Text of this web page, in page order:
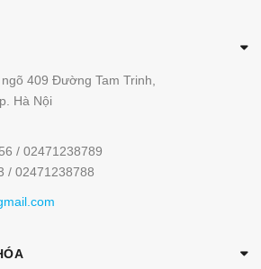
409 Đường Tam Trinh,
Hà Nội
/ 02471238789
/ 02471238788